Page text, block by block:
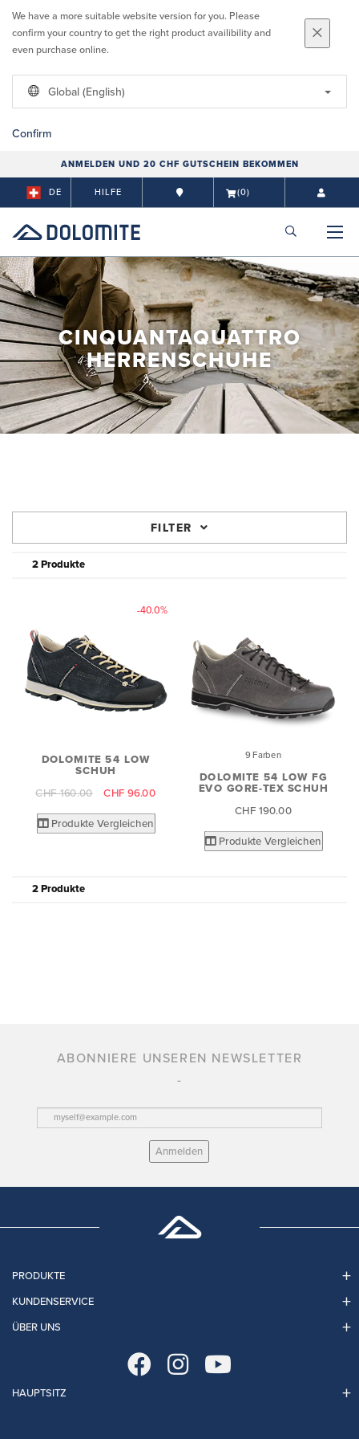
We have a more suitable website version for you. Please
confirm your country to get the right product availibility and
even purchase online.
Global (English)
Confirm
ANMELDEN UND 20 CHF GUTSCHEIN BEKOMMEN
DE HILFE (0)
CINQUANTAQUATTRO
HERRENSCHUHE
FILTER
2 Produkte
-40.0%
DOLOMITE 54 LOW
SCHUH
CHF 160.00 CHF 96.00
Produkte Vergleichen
9 Farben
DOLOMITE 54 LOW FG
EVO GORE-TEX SCHUH
CHF 190.00
Produkte Vergleichen
2 Produkte
ABONNIERE UNSEREN NEWSLETTER
Anmelden
PRODUKTE
KUNDENSERVICE
ÜBER UNS
HAUPTSITZ